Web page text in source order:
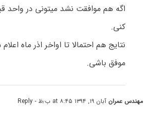
اگه هم موافقت نشد میتونی در واحد
کنی.
نتایج هم احتمالا تا اواخر اذر ماه
موفق باشی.
مهندس عمران آبان ۱۹, ۱۳۹۴ at ۸:۴۵ ب٫ظ - Reply